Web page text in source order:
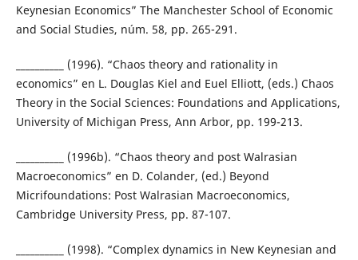
Keynesian Economics” The Manchester School of Economic
and Social Studies, núm. 58, pp. 265-291.
__________ (1996). “Chaos theory and rationality in
economics” en L. Douglas Kiel and Euel Elliott, (eds.) Chaos
Theory in the Social Sciences: Foundations and Applications,
University of Michigan Press, Ann Arbor, pp. 199-213.
__________ (1996b). “Chaos theory and post Walrasian
Macroeconomics” en D. Colander, (ed.) Beyond
Micrifoundations: Post Walrasian Macroeconomics,
Cambridge University Press, pp. 87-107.
__________ (1998). “Complex dynamics in New Keynesian and